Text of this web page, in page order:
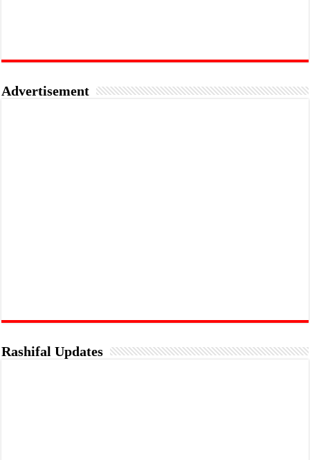
Advertisement
Rashifal Updates